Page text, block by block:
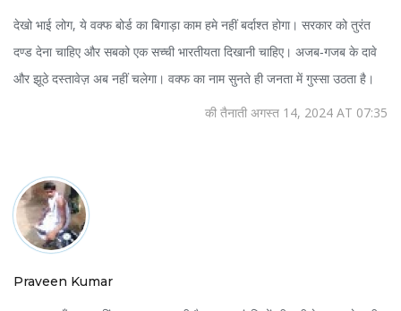
देखो भाई लोग, ये वक्फ बोर्ड का बिगाड़ा काम हमे नहीं बर्दाश्त होगा। सरकार को तुरंत
दण्ड देना चाहिए और सबको एक सच्ची भारतीयता दिखानी चाहिए। अजब‑गजब के दावे
और झूठे दस्तावेज़ अब नहीं चलेगा। वक्फ का नाम सुनते ही जनता में गुस्सा उठता है।
की तैनाती अगस्त 14, 2024 AT 07:35
Praveen Kumar